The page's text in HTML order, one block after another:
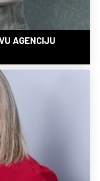
AGENCIJU